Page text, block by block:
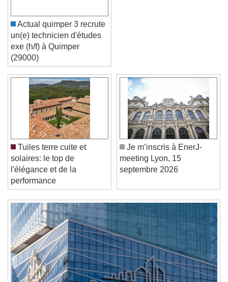
Video Player is loading.
Play Video
Play
Skip Backward
Skip Forward
Unmute
Current Time0:00
/
Duration -:-
Loaded
Stream TypeLIVE
Seek to live, currently behind liveLIVE
Remaining Time-0:00
1x
Playback Rate
Chapters
Chapters
Actual quimper 3 recrute
un(e) technicien d'études
exe (h/f) à Quimper
(29000)
Tuiles terre cuite et
solaires: le top de
l'élégance et de la
performance
Je m’inscris à EnerJ-
meeting Lyon, 15